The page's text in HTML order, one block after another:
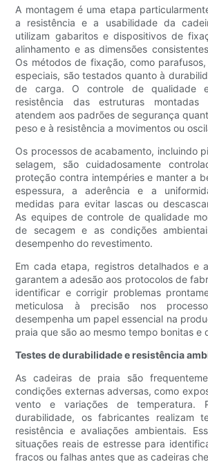
A montagem é uma etapa
a resistência e a usabilidade da
utilizam gabaritos e dispositivos de
alinhamento e as dimensões
Os métodos de fixação, como
especiais, são testados quanto à
de carga. O controle de qualidade
resistência das estruturas
atendem aos padrões de segurança
peso e à resistência a movimentos ou
Os processos de acabamento, incluindo
selagem, são cuidadosamente
proteção contra intempéries e manter a
espessura, a aderência e a
medidas para evitar lascas ou
As equipes de controle de qualidade
de secagem e as condições
desempenho do revestimento.
Em cada etapa, registros detalhados e
garantem a adesão aos protocolos de
identificar e corrigir problemas
meticulosa à precisão nos
desempenha um papel essencial na
praia que são ao mesmo tempo bonitas e
Testes de durabilidade e resistência
As cadeiras de praia são
condições externas adversas, como
vento e variações de temperatura.
durabilidade, os fabricantes realizam
resistência e avaliações ambientais.
situações reais de estresse para
fracos ou falhas antes que as cadeiras